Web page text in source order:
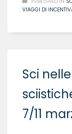
VIAGGI DI
Sci
7/11